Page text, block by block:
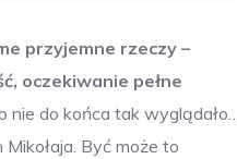
przyjemne rzeczy –
oczekiwanie pełne
do końca tak wyglądało…
Być może to